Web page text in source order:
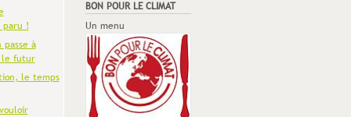
paru !
passe à
le futur
le temps
BON POUR LE CLIMAT
Un menu